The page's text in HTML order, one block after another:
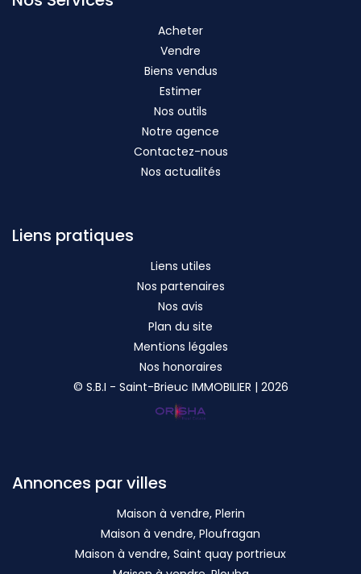
Acheter
Vendre
Biens vendus
Estimer
Nos outils
Notre agence
Contactez-nous
Nos actualités
Liens pratiques
Liens utiles
Nos partenaires
Nos avis
Plan du site
Mentions légales
Nos honoraires
© S.B.I - Saint-Brieuc IMMOBILIER | 2026
Annonces par villes
Maison à vendre, Plerin
Maison à vendre, Ploufragan
Maison à vendre, Saint quay portrieux